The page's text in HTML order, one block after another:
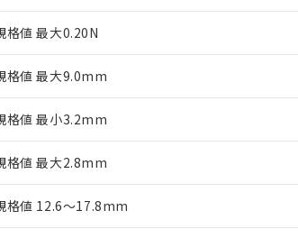
格値 最大0.20N
格値 最大9.0mm
格値 最小3.2mm
格値 最大2.8mm
格値 12.6～17.8mm
す。